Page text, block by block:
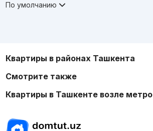
По умолчанию
Квартиры в районах Ташкента
Смотрите также
Квартиры в Ташкенте возле метро